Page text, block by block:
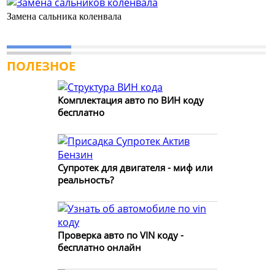
Замена сальника коленвала
ПОЛЕЗНОЕ
Комплектация авто по ВИН коду
бесплатно
Супротек для двигателя - миф или
реальность?
Проверка авто по VIN коду -
бесплатно онлайн